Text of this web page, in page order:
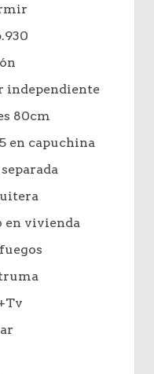
independiente
80cm
en capuchina
en vivienda